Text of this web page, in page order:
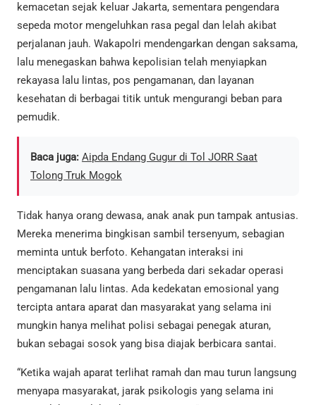
kemacetan sejak keluar Jakarta, sementara pengendara
sepeda motor mengeluhkan rasa pegal dan lelah akibat
perjalanan jauh. Wakapolri mendengarkan dengan saksama,
lalu menegaskan bahwa kepolisian telah menyiapkan
rekayasa lalu lintas, pos pengamanan, dan layanan
kesehatan di berbagai titik untuk mengurangi beban para
pemudik.
Baca juga: Aipda Endang Gugur di Tol JORR Saat
Tolong Truk Mogok
Tidak hanya orang dewasa, anak anak pun tampak antusias.
Mereka menerima bingkisan sambil tersenyum, sebagian
meminta untuk berfoto. Kehangatan interaksi ini
menciptakan suasana yang berbeda dari sekadar operasi
pengamanan lalu lintas. Ada kedekatan emosional yang
tercipta antara aparat dan masyarakat yang selama ini
mungkin hanya melihat polisi sebagai penegak aturan,
bukan sebagai sosok yang bisa diajak berbicara santai.
“Ketika wajah aparat terlihat ramah dan mau turun langsung
menyapa masyarakat, jarak psikologis yang selama ini